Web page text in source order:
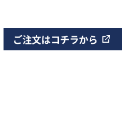
ご注文はコチラから